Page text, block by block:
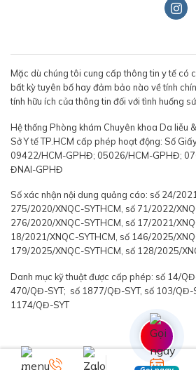
Mặc dù chúng tôi cung cấp thông tin y tế có
bất kỳ tuyên bố hay đảm bảo nào về tính
tính hữu ích của thông tin đối với tình huống
Hệ thống Phòng khám Chuyên khoa Da liễu
Sở Y tế TP.HCM cấp phép hoạt động: Số
09422/HCM-GPHĐ; 05026/HCM-GPHĐ;
ĐNAI-GPHĐ
Số xác nhận nội dung quảng cáo: số 24/
275/2020/XNQC-SYTHCM, số 71/2022/
276/2020/XNQC-SYTHCM, số 17/2021/
18/2021/XNQC-SYTHCM, số 146/2025/
179/2025/XNQC-SYTHCM, số 128/2025/
Danh mục kỹ thuật được cấp phép: số 14/
470/QĐ-SYT; số 1877/QĐ-SYT, số 103/QĐ-
1174/QĐ-SYT